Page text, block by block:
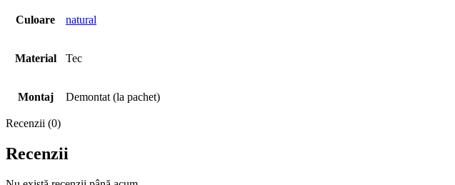
Culoare natural
Material Tec
Montaj Demontat (la pachet)
Recenzii (0)
Recenzii